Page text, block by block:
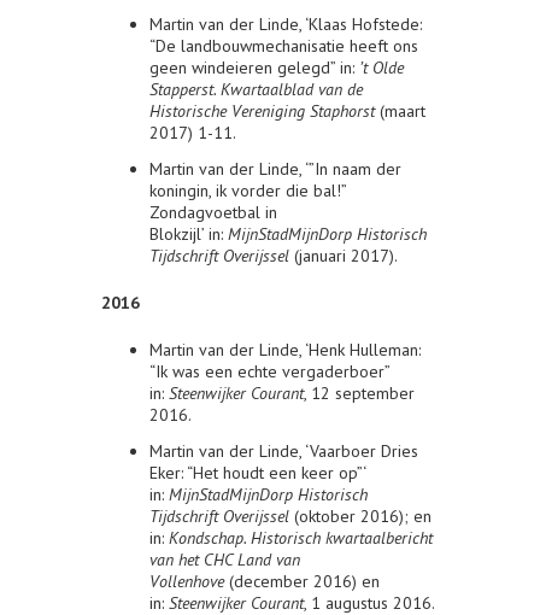
Martin van der Linde, ‘Klaas Hofstede:
“De landbouwmechanisatie heeft ons
geen windeieren gelegd” in: ’t Olde
Stapperst. Kwartaalblad van de
Historische Vereniging Staphorst(maart
2017) 1-11.
Martin van der Linde, ‘”In naam der
koningin, ik vorder die bal!”
Zondagvoetbal in
Blokzijl’ in: MijnStadMijnDorp Historisch
Tijdschrift Overijssel (januari 2017).
2016
Martin van der Linde, ‘Henk Hulleman:
“Ik was een echte vergaderboer”
in: Steenwijker Courant, 12 september
2016.
Martin van der Linde, ‘Vaarboer Dries
Eker: “Het houdt een keer op”‘
in: MijnStadMijnDorp Historisch
Tijdschrift Overijssel (oktober 2016); en
in: Kondschap. Historisch kwartaalbericht
van het CHC Land van
Vollenhove(december 2016) en
in: Steenwijker Courant, 1 augustus 2016.